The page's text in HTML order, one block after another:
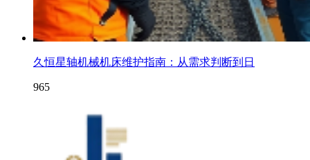
久恒星轴机械机床维护指南：从需求判断到日
965